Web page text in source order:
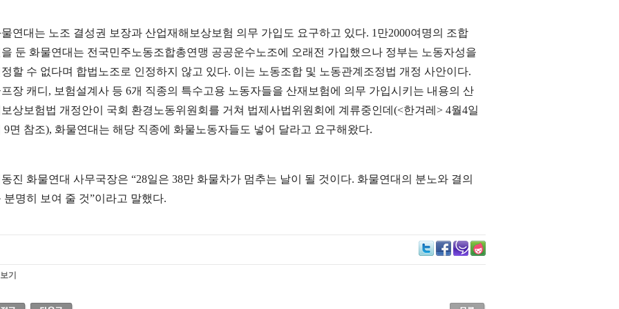
연대는 노조 결성권 보장과 산업재해보상보험 의무 가입도 요구하고 있다. 1만2000여명의 조합
을 둔 화물연대는 전국민주노동조합총연맹 공공운수노조에 오래전 가입했으나 정부는 노동자성을
정할 수 없다며 합법노조로 인정하지 않고 있다. 이는 노동조합 및 노동관계조정법 개정 사안이다.
프장 캐디, 보험설계사 등 6개 직종의 특수고용 노동자들을 산재보험에 의무 가입시키는 내용의 산
상보험법 개정안이 국회 환경노동위원회를 거쳐 법제사법위원회에 계류중인데(<한겨레> 4월4일
9면 참조), 화물연대는 해당 직종에 화물노동자들도 넣어 달라고 요구해왔다.
진 화물연대 사무국장은 “28일은 38만 화물차가 멈추는 날이 될 것이다. 화물연대의 분노와 결의
분명히 보여 줄 것”이라고 말했다.
기